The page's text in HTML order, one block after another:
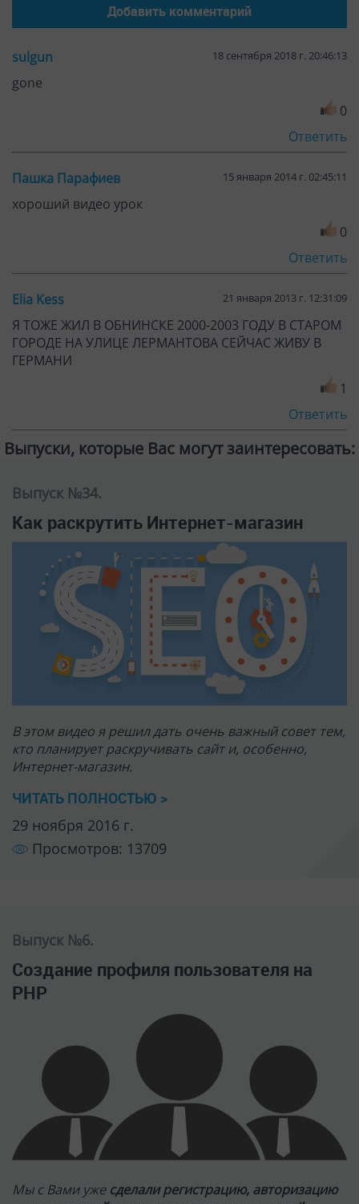
Ответить
Я ТОЖЕ ЖИЛ В ОБНИНСКЕ 2000-2003 ГОДУ В СТАРОМ
ГОРОДЕ НА УЛИЦЕ ЛЕРМАНТОВА СЕЙЧАС ЖИВУ В
Ответить
Выпуски, которые Вас могут заинтересовать:
Как раскрутить Интернет-магазин
В этом видео я решил дать очень важный совет тем,
кто планирует раскручивать сайт и, особенно,
Интернет-магазин.
ЧИТАТЬ ПОЛНОСТЬЮ >
29 ноября 2016 г.
Просмотров: 13709
Выпуск №6.
Создание профиля пользователя на
PHP
Мы с Вами уже
сделали регистрацию, авторизацию
пользователей и даже их активацию по e-mail.
Пришло время сделать
также возможность его редактирования.
ЧИТАТЬ ПОЛНОСТЬЮ >
26 августа 2012 г.
Просмотров: 18679
Выпуск №11.